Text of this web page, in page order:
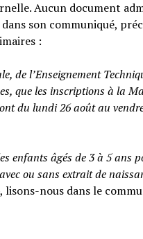
Aucun document
son communiqué,
:
de l’Enseignement
que les inscriptions à la
du lundi 26 août au
enfants âgés de 3 à 5 ans
ou sans extrait de
, lisons-nous dans le